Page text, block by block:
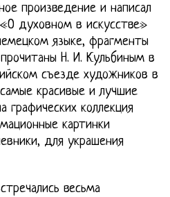
произведение и написал
духовном в искусстве»
языке, фрагменты
Н. И. Кульбиным в
съезде художников в
красивые и лучшие
графических коллекция
картинки
для украшения
весьма